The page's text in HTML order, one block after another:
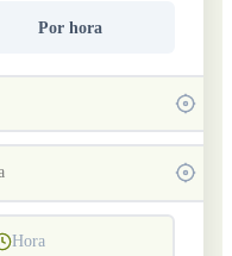
Por hora
Hora